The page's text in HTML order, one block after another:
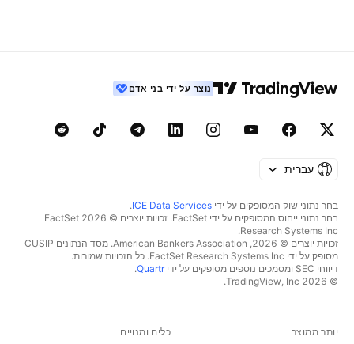
נוצר על ידי בני אדם
עברית
בחר נתוני שוק המסופקים על ידי ICE Data Services
.
בחר נתוני ייחוס המסופקים על ידי FactSet. זכויות יוצרים © 2026 ‏FactSet
Research Systems Inc.‏
זכויות יוצרים © 2026, ‏American Bankers Association. מסד הנתונים CUSIP
מסופק על ידי FactSet Research Systems Inc. כל הזכויות שמורות.
דיווחי SEC ומסמכים נוספים מסופקים על ידי
Quartr
.
© 2026 ‏TradingView, Inc.‏
יותר ממוצר כלים ומנויים